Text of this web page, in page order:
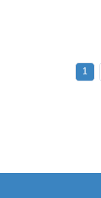
1